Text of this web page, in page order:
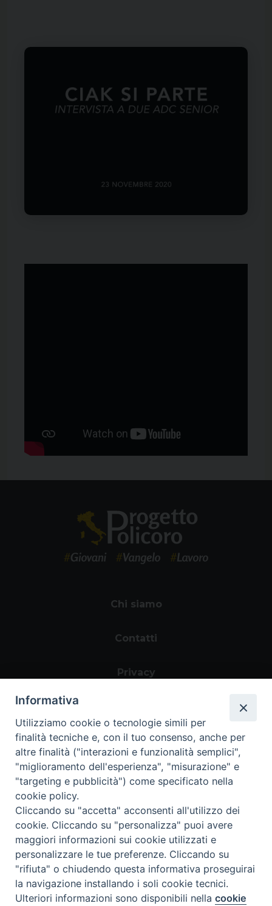
Chi siamo
Contatti
Privacy
Area riservata
Informazioni legali | Tutela della Privacy
WhistleblowingCopyright ©2024 Progetto
Policoro. Tutti i diritti riservati |
Soluzioni software e Server farm IDS & Unitelm
Preferenze Cookie
Informativa
Utilizziamo cookie o tecnologie simili per
finalità tecniche e, con il tuo consenso, anche per
altre finalità ("interazioni e funzionalità semplici",
"miglioramento dell'esperienza", "misurazione" e
"targeting e pubblicità") come specificato nella
cookie policy.
Cliccando su "accetta" acconsenti all'utilizzo dei
cookie. Cliccando su "personalizza" puoi avere
maggiori informazioni sui cookie utilizzati e
personalizzare le tue preferenze. Cliccando su
"rifiuta" o chiudendo questa informativa proseguirai
la navigazione installando i soli cookie tecnici.
Ulteriori informazioni sono disponibili nellacookie